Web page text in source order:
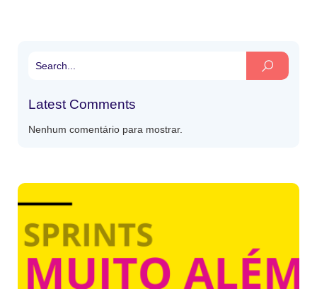
Latest Comments
Nenhum comentário para mostrar.